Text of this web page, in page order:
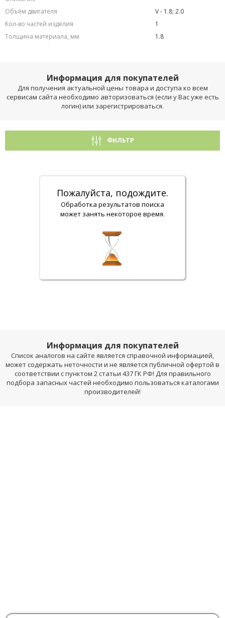
Объём двигателя
V - 1.8; 2.0
Кол-во частей изделия
1
Толщина материала, мм
1.8
Информация для покупателей
Для получения актуальной цены товара и доступа ко всем
сервисам сайта необходимо авторизоваться (если у Вас уже есть
логин) или зарегистрироваться.
ФИЛЬТР
Пожалуйста, подождите.
Обработка результатов поиска
может занять некоторое время.
Информация для покупателей
Список аналогов на сайте является справочной информацией,
может содержать неточности и не является публичной офертой в
соответствии с пунктом 2 статьи 437 ГК РФ! Для правильного
подбора запасных частей необходимо пользоваться каталогами
производителей!